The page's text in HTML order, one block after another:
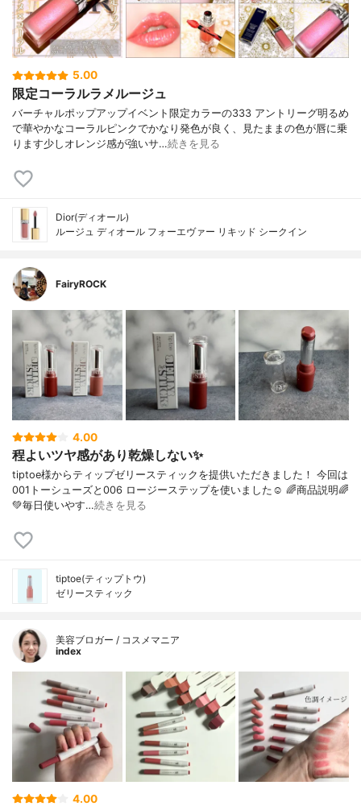
5.00
限定コーラルラメルージュ
バーチャルポップアップイベント限定カラーの333 アントリーグ明るめ
で華やかなコーラルピンクでかなり発色が良く、見たままの色が唇に乗
ります少しオレンジ感が強いサ…続きを見る
Dior(ディオール)
ルージュ ディオール フォーエヴァー リキッド シークイン
FairyROCK
4.00
程よいツヤ感があり乾燥しない✨
tiptoe様からティップゼリースティックを提供いただきました！ 今回は
001トーシューズと006 ロージーステップを使いました☺︎ 🌈商品説明🌈
💚毎日使いやす…続きを見る
tiptoe(ティップトウ)
ゼリースティック
美容ブロガー / コスメマニア
index
4.00